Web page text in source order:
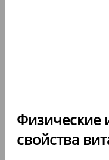
Физические
свойства